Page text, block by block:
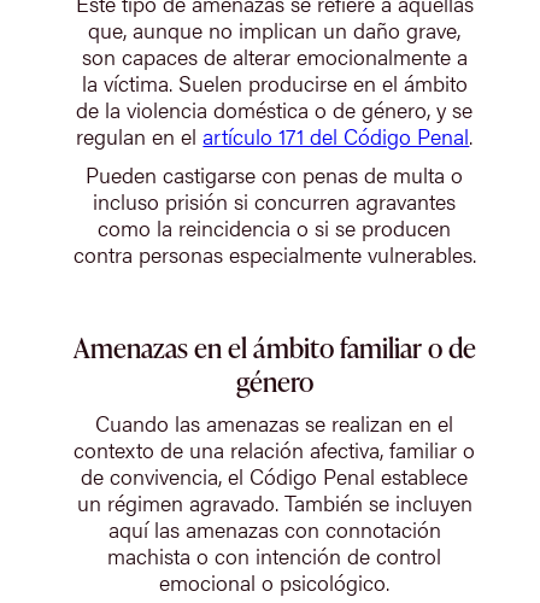
que, aunque no implican un daño grave,
son capaces de alterar emocionalmente a
la víctima. Suelen producirse en el ámbito
de la violencia doméstica o de género, y se
regulan en elartículo 171 del Código Penal.
Pueden castigarse con penas de multa o
incluso prisión si concurren agravantes
como la reincidencia o si se producen
contra personas especialmente vulnerables.
Amenazas en el ámbito familiar o de
género
Cuando las amenazas se realizan en el
contexto de una relación afectiva, familiar o
de convivencia, el Código Penal establece
un régimen agravado. También se incluyen
aquí las amenazas con connotación
machista o con intención de control
emocional o psicológico.